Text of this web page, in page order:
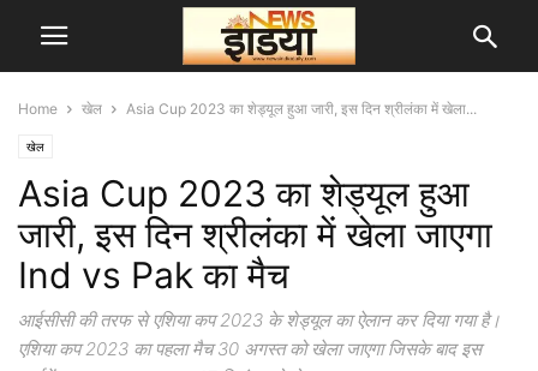
Home खेल Asia Cup 2023 का शेड्यूल हुआ जारी, इस दिन श्रीलंका में खेला...
खेल
Asia Cup 2023 का शेड्यूल हुआ
जारी, इस दिन श्रीलंका में खेला जाएगा
Ind vs Pak का मैच
आईसीसी की तरफ से एशिया कप 2023 के शेड्यूल का ऐलान कर दिया गया है।
एशिया कप 2023 का पहला मैच 30 अगस्त को खेला जाएगा जिसके बाद इस